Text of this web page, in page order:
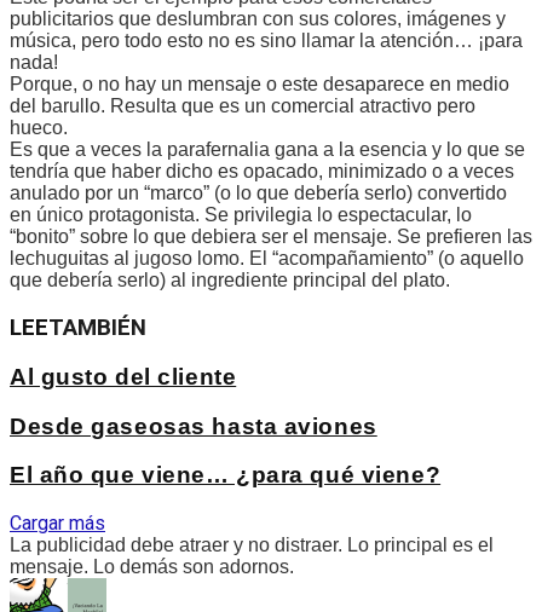
publicitarios que deslumbran con sus colores, imágenes y
música, pero todo esto no es sino llamar la atención… ¡para
nada!
Porque, o no hay un mensaje o este desaparece en medio
del barullo. Resulta que es un comercial atractivo pero
hueco.
Es que a veces la parafernalia gana a la esencia y lo que se
tendría que haber dicho es opacado, minimizado o a veces
anulado por un “marco” (o lo que debería serlo) convertido
en único protagonista. Se privilegia lo espectacular, lo
“bonito” sobre lo que debiera ser el mensaje. Se prefieren las
lechuguitas al jugoso lomo. El “acompañamiento” (o aquello
que debería serlo) al ingrediente principal del plato.
LEETAMBIÉN
Al gusto del cliente
Desde gaseosas hasta aviones
El año que viene… ¿para qué viene?
Cargar más
La publicidad debe atraer y no distraer. Lo principal es el
mensaje. Lo demás son adornos.